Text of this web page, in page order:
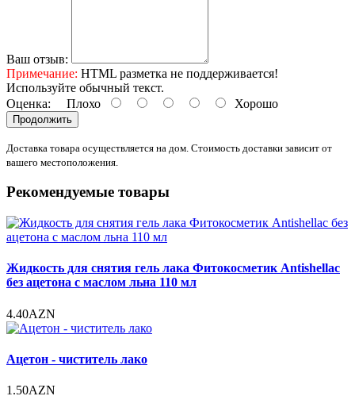
Ваш отзыв:
Примечание: HTML разметка не поддерживается!
Используйте обычный текст.
Оценка: Плохо Хорошо
Продолжить
Доставка товара осуществляется на дом. Стоимость доставки зависит от
вашего местоположения.
Рекомендуемые товары
Жидкость для снятия гель лака Фитокосметик Antishellac
без ацетона с маслом льна 110 мл
4.40AZN
Ацетон - чиститель лако
1.50AZN